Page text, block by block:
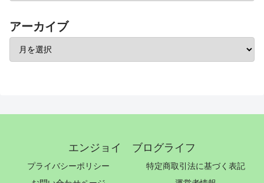
アーカイブ
エンジョイ ブログライフ
プライバシーポリシー
特定商取引法に基づく表記